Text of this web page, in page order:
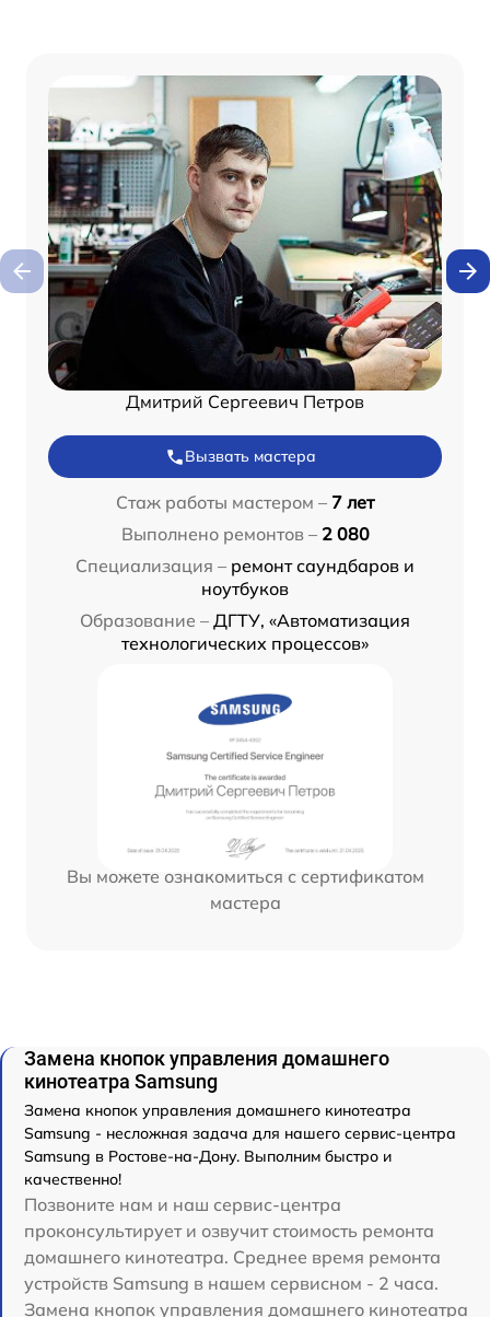
Дмитрий Сергеевич Петров
Вызвать мастера
Стаж работы мастером – 7 лет
Выполнено ремонтов – 2 080
Специализация – ремонт саундбаров и
ноутбуков
Образование – ДГТУ, «Автоматизация
технологических процессов»
Вы можете ознакомиться с сертификатом
мастера
Замена кнопок управления домашнего
кинотеатра Samsung
Замена кнопок управления домашнего кинотеатра
Samsung - несложная задача для нашего сервис-центра
Samsung в Ростове-на-Дону. Выполним быстро и
качественно!
Позвоните нам и наш сервис-центра
проконсультирует и озвучит стоимость ремонта
домашнего кинотеатра. Среднее время ремонта
устройств Samsung в нашем сервисном - 2 часа.
Замена кнопок управления домашнего кинотеатра